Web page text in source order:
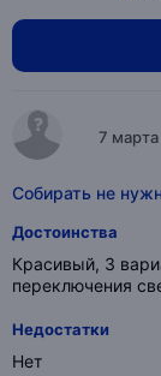
7
Собирать не
Достоинства
Красивый, 3
переключения
Недостатки
Нет